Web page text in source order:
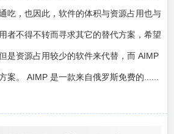
吃，也因此，软件的体积与资源占用也与
者不得不转而寻求其它的替代方案，希望
是资源占用较少的软件来代替，而 AIMP
案。 AIMP 是一款来自俄罗斯免费的......